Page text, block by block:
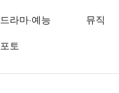
드라마·예능
뮤직
포토